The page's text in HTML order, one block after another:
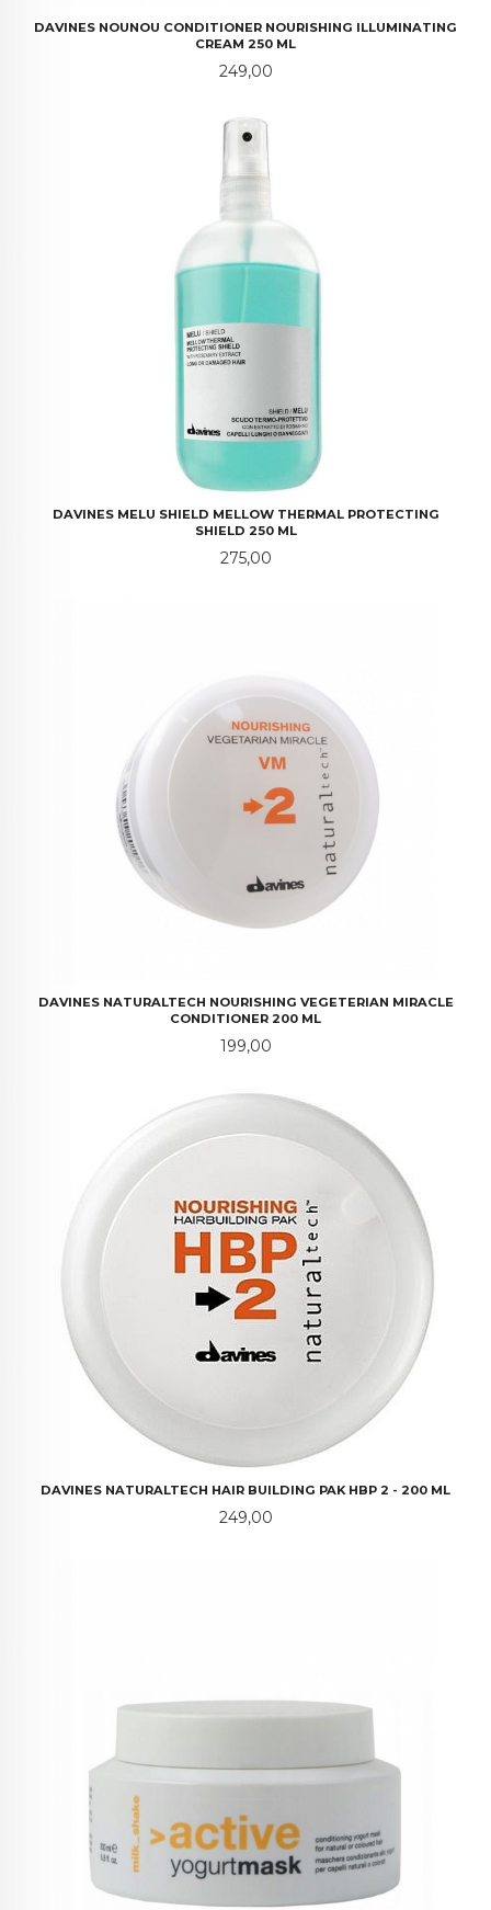
DAVINES NOUNOU CONDITIONER NOURISHING ILLUMINATING
CREAM 250 ML
Pris
249,00
DAVINES MELU SHIELD MELLOW THERMAL PROTECTING
SHIELD 250 ML
Pris
275,00
DAVINES NATURALTECH NOURISHING VEGETERIAN MIRACLE
CONDITIONER 200 ML
Pris
199,00
DAVINES NATURALTECH HAIR BUILDING PAK HBP 2 - 200 ML
Pris
249,00